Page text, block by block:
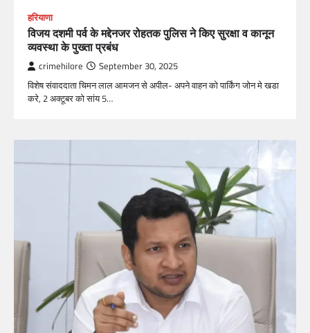
हरियाणा
विजय दशमी पर्व के मद्देनजर रोहतक पुलिस ने किए सुरक्षा व कानून
व्यवस्था के पुख्ता प्रबंध
crimehilore September 30, 2025
विशेष संवाददाता चिमन लाल आमजन से अपील- अपने वाहन को पार्किंग जोन मे खडा
करे, 2 अक्टूबर को सांय 5…